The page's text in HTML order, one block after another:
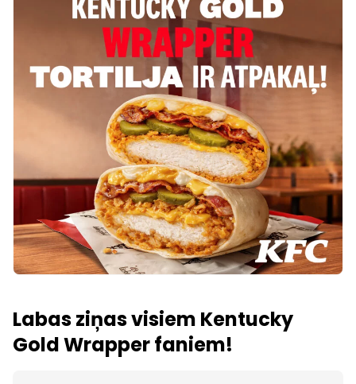
Labas ziņas visiem Kentucky
Gold Wrapper faniem!